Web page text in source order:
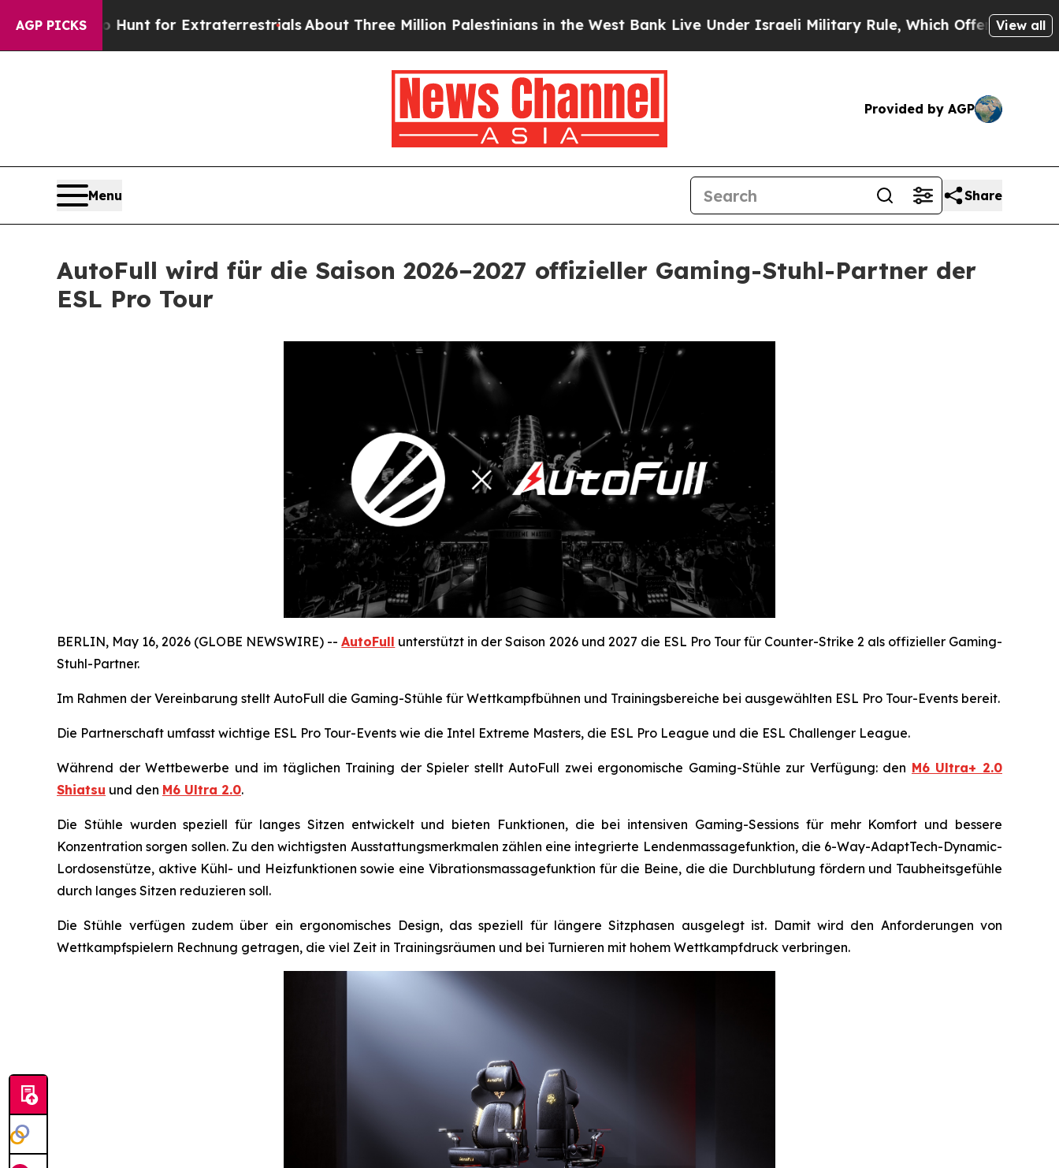
AGP PICKS
to Hunt for ExtraterrestrialsAbout Three Million Palestinians in the West Bank Live Under Israeli Military Rule, Which Offers Them few, ifView all
Provided by AGP
Menu Share
AutoFull wird für die Saison 2026–2027 offizieller Gaming-Stuhl-Partner der
ESL Pro Tour
BERLIN, May 16, 2026 (GLOBE NEWSWIRE) --AutoFull unterstützt in der Saison 2026 und 2027 die ESL Pro Tour für Counter-Strike 2 als offizieller Gaming-
Stuhl-Partner.
Im Rahmen der Vereinbarung stellt AutoFull die Gaming-Stühle für Wettkampfbühnen und Trainingsbereiche bei ausgewählten ESL Pro Tour-Events bereit.
Die Partnerschaft umfasst wichtige ESL Pro Tour-Events wie die Intel Extreme Masters, die ESL Pro League und die ESL Challenger League.
Während der Wettbewerbe und im täglichen Training der Spieler stellt AutoFull zwei ergonomische Gaming-Stühle zur Verfügung: den M6 Ultra+ 2.0
Shiatsu und den M6 Ultra 2.0.
Die Stühle wurden speziell für langes Sitzen entwickelt und bieten Funktionen, die bei intensiven Gaming-Sessions für mehr Komfort und bessere
Konzentration sorgen sollen. Zu den wichtigsten Ausstattungsmerkmalen zählen eine integrierte Lendenmassagefunktion, die 6-Way-AdaptTech-Dynamic-
Lordosenstütze, aktive Kühl- und Heizfunktionen sowie eine Vibrationsmassagefunktion für die Beine, die die Durchblutung fördern und Taubheitsgefühle
durch langes Sitzen reduzieren soll.
Die Stühle verfügen zudem über ein ergonomisches Design, das speziell für längere Sitzphasen ausgelegt ist. Damit wird den Anforderungen von
Wettkampfspielern Rechnung getragen, die viel Zeit in Trainingsräumen und bei Turnieren mit hohem Wettkampfdruck verbringen.